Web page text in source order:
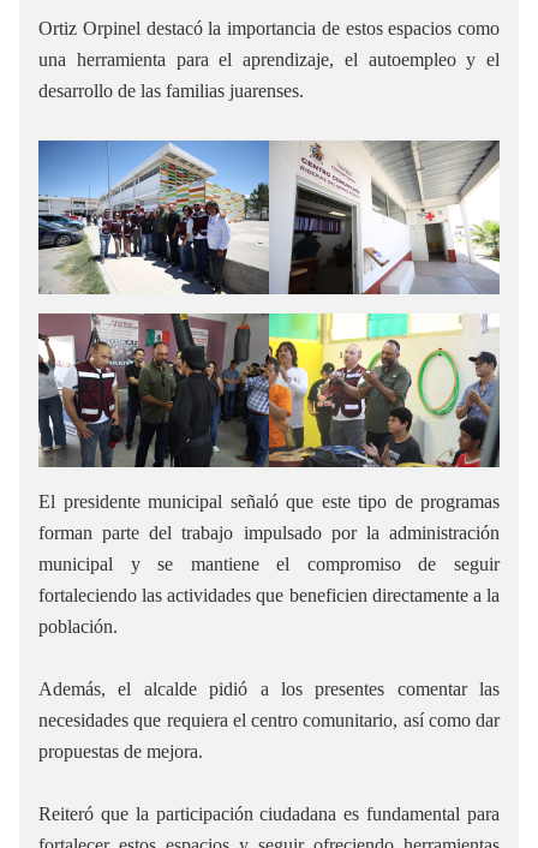
Ortiz Orpinel destacó la importancia de estos espacios como
una herramienta para el aprendizaje, el autoempleo y el
desarrollo de las familias juarenses.
El presidente municipal señaló que este tipo de programas
forman parte del trabajo impulsado por la administración
municipal y se mantiene el compromiso de seguir
fortaleciendo las actividades que beneficien directamente a la
población.
Además, el alcalde pidió a los presentes comentar las
necesidades que requiera el centro comunitario, así como dar
propuestas de mejora.
Reiteró que la participación ciudadana es fundamental para